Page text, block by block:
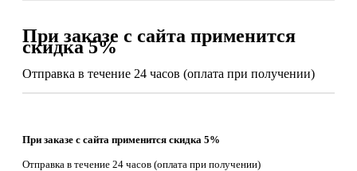
При заказе с сайта применится
скидка 5%
Отправка в течение 24 часов (оплата при получении)
При заказе с сайта применится скидка 5%
Отправка в течение 24 часов (оплата при получении)